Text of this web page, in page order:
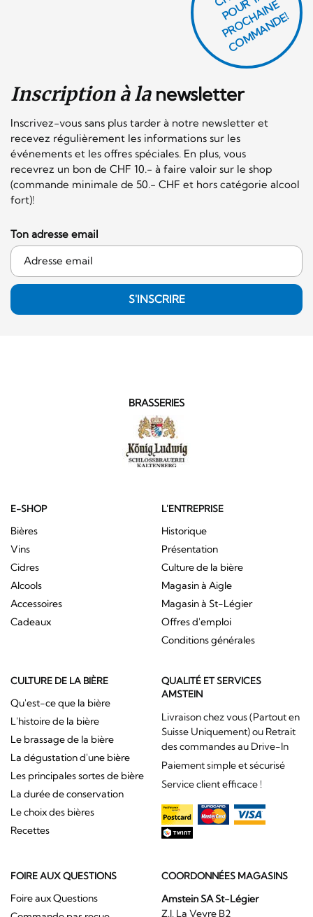
Inscription à lanewsletter
Inscrivez-vous sans plus tarder à notre newsletter et
recevez régulièrement les informations sur les
événements et les offres spéciales. En plus, vous
recevrez un bon de CHF 10.- à faire valoir sur le shop
(commande minimale de 50.- CHF et hors catégorie alcool
fort)!
H
E
E!
Ton adresse email
S'INSCRIRE
BRASSERIES
E-SHOP
Bières
Vins
Cidres
Alcools
Accessoires
Cadeaux
L'ENTREPRISE
Historique
Présentation
Culture de la bière
Magasin à Aigle
Magasin à St-Légier
Offres d'emploi
Conditions générales
CULTURE DE LA BIÈRE
Qu'est-ce que la bière
L'histoire de la bière
Le brassage de la bière
La dégustation d'une bière
Les principales sortes de bière
La durée de conservation
Le choix des bières
Recettes
QUALITÉ ET SERVICES
AMSTEIN
Livraison chez vous (Partout en
Suisse Uniquement) ou Retrait
des commandes au Drive-In
Paiement simple et sécurisé
Service client efficace !
FOIRE AUX QUESTIONS
Foire aux Questions
COORDONNÉES MAGASINS
Amstein SA St-Légier
Z.I. La Veyre B2